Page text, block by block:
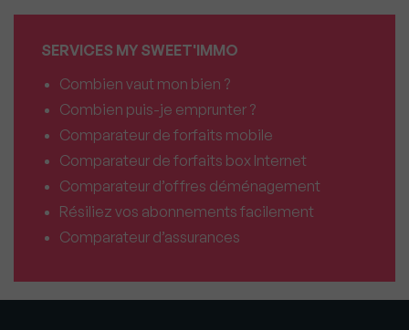
SERVICES MY SWEET'IMMO
Combien vaut mon bien ?
Combien puis-je emprunter ?
Comparateur de forfaits mobile
Comparateur de forfaits box Internet
Comparateur d’offres déménagement
Résiliez vos abonnements facilement
Comparateur d’assurances